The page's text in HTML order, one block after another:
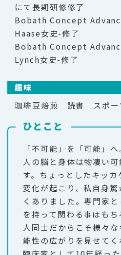
にて長期研修修了
Bobath Concept
Haase女史-修了
Bobath Concept
Lynch女史-修了
趣味
珈琲豆焙煎 読書 スポ
ひとこと
「不可能」を「可能」へ
人の脳と身体は物凄い
す。ちょっとしたキッ
変化が起こり、私自身
くありました。専門家
を持って関わる事はも
人同士だからこそ様々
能性の広がりを見せてく